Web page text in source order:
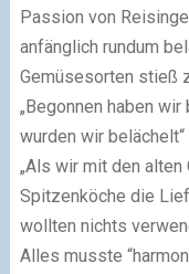
Passion von
anfänglich rundum
Gemüsesorten stieß
„Begonnen haben
wurden wir
„Als wir mit den alten
Spitzenköche die
wollten nichts
Alles musste